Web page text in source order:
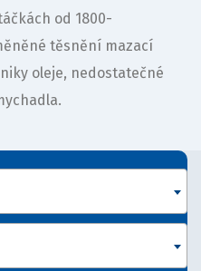
od 1800-
těsnění mazací
oleje, nedostatečné